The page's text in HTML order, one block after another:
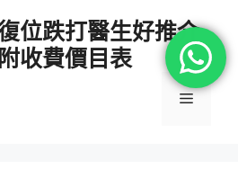
位跌打醫生好推介
收費價目表
選